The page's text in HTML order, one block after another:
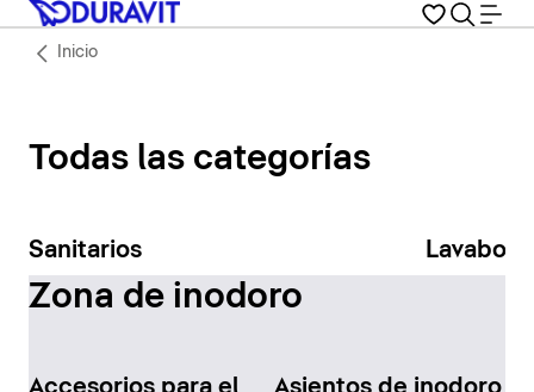
Inicio
Todas las categorías
Sanitarios Lavabos
Zona de inodoro